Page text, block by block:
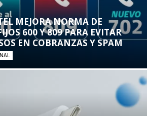
MEJORA NORMA DE
600 Y 809 PARA EVITAR
EN COBRANZAS Y SPAM